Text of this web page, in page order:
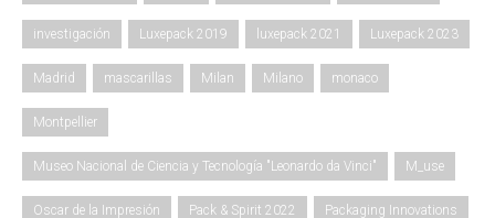
investigación Luxepack 2019 luxepack 2021 Luxepack 2023
Madrid mascarillas Milan Milano monaco
Montpellier
Museo Nacional de Ciencia y Tecnología "Leonardo da Vinci" M_use
Oscar de la Impresión Pack & Spirit 2022 Packaging Innovations